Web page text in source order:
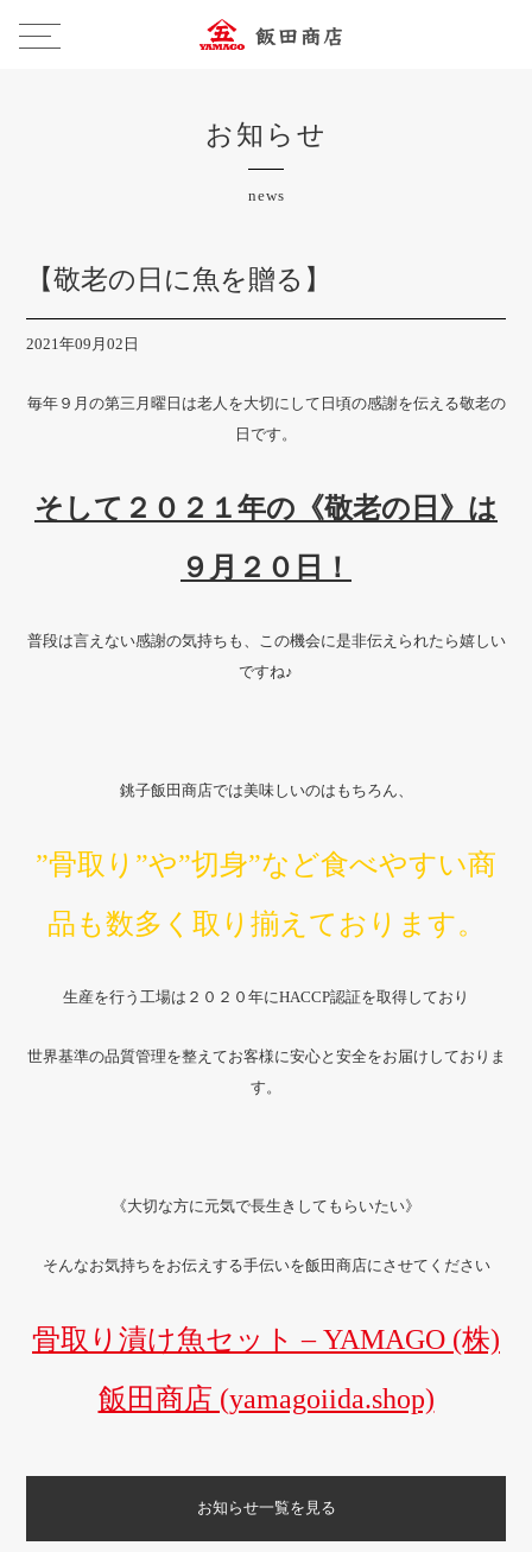
お知らせ
news
【敬老の日に魚を贈る】
2021年09月02日
毎年９月の第三月曜日は老人を大切にして日頃の感謝を伝える敬老の
日です。
そして２０２１年の《敬老の日》は
９月２０日！
普段は言えない感謝の気持ちも、この機会に是非伝えられたら嬉しい
ですね♪
銚子飯田商店では美味しいのはもちろん、
”骨取り”や”切身”など食べやすい商
品も数多く取り揃えております。
生産を行う工場は２０２０年にHACCP認証を取得しており
世界基準の品質管理を整えてお客様に安心と安全をお届けしておりま
す。
《大切な方に元気で長生きしてもらいたい》
そんなお気持ちをお伝えする手伝いを飯田商店にさせてください
骨取り漬け魚セット – YAMAGO (株)
飯田商店 (yamagoiida.shop)
お知らせ一覧を見る